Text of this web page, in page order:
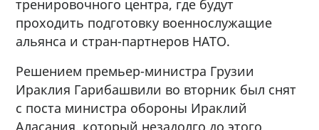
тренировочного центра, где будут
проходить подготовку военнослужащие
альянса и стран-партнеров НАТО.
Решением премьер-министра Грузии
Ираклия Гарибашвили во вторник был снят
с поста министра обороны Ираклий
Аласания, который незадолго до этого